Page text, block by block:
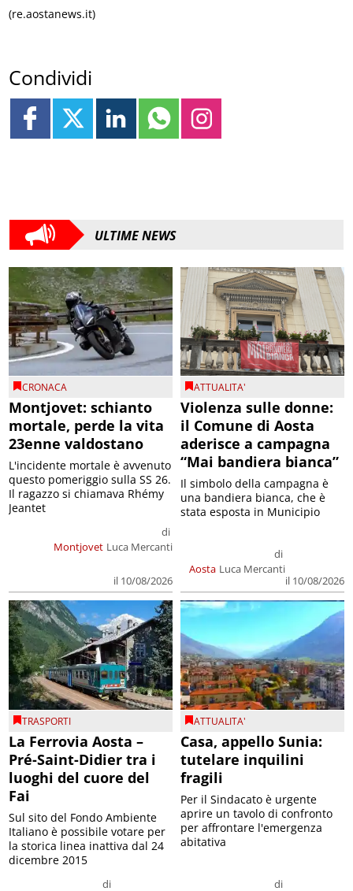
(re.aostanews.it)
Condividi
ULTIME NEWS
CRONACA
Montjovet: schianto
mortale, perde la vita
23enne valdostano
Montjovet
di
Luca Mercanti
il 10/08/2026
L'incidente mortale è avvenuto
questo pomeriggio sulla SS 26.
Il ragazzo si chiamava Rhémy
Jeantet
ATTUALITA'
Violenza sulle donne:
il Comune di Aosta
aderisce a campagna
“Mai bandiera bianca”
Aosta
di
Luca Mercanti
il 10/08/2026
Il simbolo della campagna è
una bandiera bianca, che è
stata esposta in Municipio
TRASPORTI
La Ferrovia Aosta –
Pré-Saint-Didier tra i
luoghi del cuore del
Fai
di
Sul sito del Fondo Ambiente
Italiano è possibile votare per
la storica linea inattiva dal 24
dicembre 2015
ATTUALITA'
Casa, appello Sunia:
tutelare inquilini
fragili
di
Per il Sindacato è urgente
aprire un tavolo di confronto
per affrontare l'emergenza
abitativa